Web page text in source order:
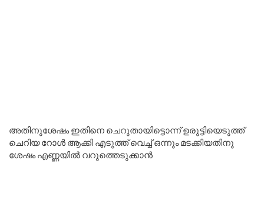
അതിനുശേഷം ഇതിനെ ചെറുതായിട്ടൊന്ന് ഉരുട്ടിയെടുത്ത്
ചെറിയ റോൾ ആക്കി എടുത്ത് വെച്ച് ഒന്നും മടക്കിയതിനു
ശേഷം എണ്ണയിൽ വറുത്തെടുക്കാൻ